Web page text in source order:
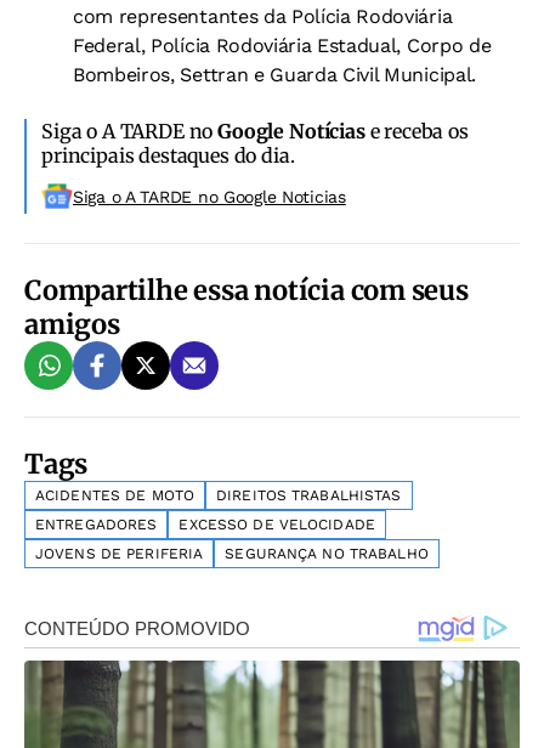
com representantes da Polícia Rodoviária
Federal, Polícia Rodoviária Estadual, Corpo de
Bombeiros, Settran e Guarda Civil Municipal.
Siga o A TARDE noGoogle Notíciase receba os
principais destaques do dia.
Siga o A TARDE no Google Noticias
Compartilhe essa notícia com seus
amigos
Tags
ACIDENTES DE MOTO
DIREITOS TRABALHISTAS
ENTREGADORES
EXCESSO DE VELOCIDADE
JOVENS DE PERIFERIA
SEGURANÇA NO TRABALHO